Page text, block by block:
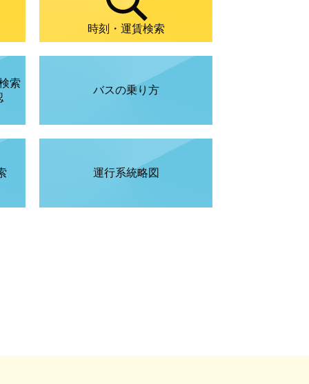
時刻・運賃検索
索
バスの乗り方
運行系統略図